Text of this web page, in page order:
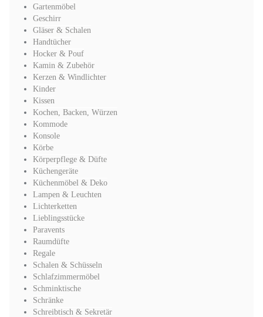
Gartenmöbel
Geschirr
Gläser & Schalen
Handtücher
Hocker & Pouf
Kamin & Zubehör
Kerzen & Windlichter
Kinder
Kissen
Kochen, Backen, Würzen
Kommode
Konsole
Körbe
Körperpflege & Düfte
Küchengeräte
Küchenmöbel & Deko
Lampen & Leuchten
Lichterketten
Lieblingsstücke
Paravents
Raumdüfte
Regale
Schalen & Schüsseln
Schlafzimmermöbel
Schminktische
Schränke
Schreibtisch & Sekretär